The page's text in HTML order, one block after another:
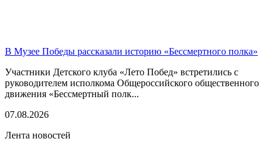
В Музее Победы рассказали историю «Бессмертного полка»
Участники Детского клуба «Лето Побед» встретились с
руководителем исполкома Общероссийского общественного
движения «Бессмертный полк...
07.08.2026
Лента новостей